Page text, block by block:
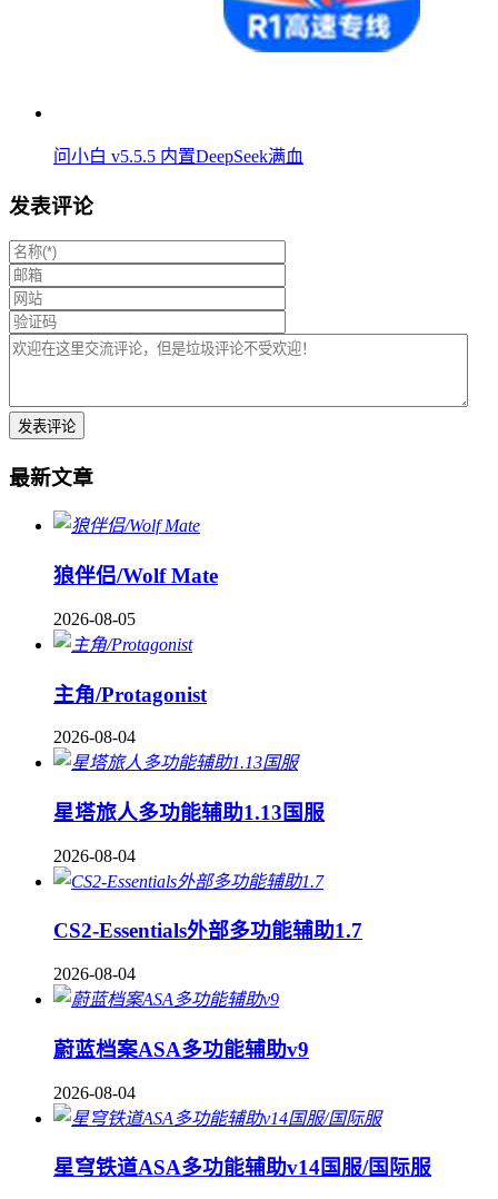
问小白 v5.5.5 内置DeepSeek满血
发表评论
最新文章
狼伴侣/Wolf Mate
2026-08-05
主角/Protagonist
2026-08-04
星塔旅人多功能辅助1.13国服
2026-08-04
CS2-Essentials外部多功能辅助1.7
2026-08-04
蔚蓝档案ASA多功能辅助v9
2026-08-04
星穹铁道ASA多功能辅助v14国服/国际服